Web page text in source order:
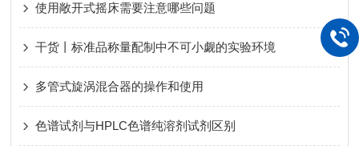
使用敞开式摇床需要注意哪些问题
干货丨标准品称量配制中不可小觑的实验环境
多管式旋涡混合器的操作和使用
色谱试剂与HPLC色谱纯溶剂试剂区别